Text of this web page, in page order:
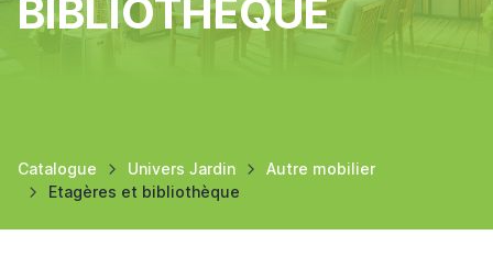
BIBLIOTHÈQUE
Catalogue Univers Jardin
Autre mobilier
Etagères et bibliothèque